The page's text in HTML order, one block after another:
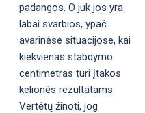
padangos. O juk jos yra
labai svarbios, ypač
avarinėse situacijose, kai
kiekvienas stabdymo
centimetras turi įtakos
kelionės rezultatams.
Vertėtų žinoti, jog